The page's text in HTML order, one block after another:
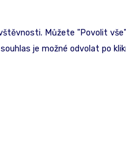
Můžete "Povolit vše"
je možné odvolat po